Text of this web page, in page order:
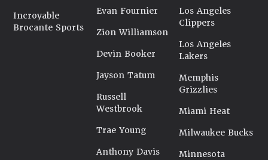
Incroyable
Brocante Sports
Evan Fournier
Zion Williamson
Devin Booker
Jayson Tatum
Russell
Westbrook
Trae Young
Anthony Davis
Los Angeles
Clippers
Los Angeles
Lakers
Memphis
Grizzlies
Miami Heat
Milwaukee Bucks
Minnesota